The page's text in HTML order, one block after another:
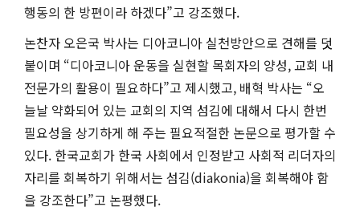
행동의 한 방편이라 하겠다”고 강조했다.
논찬자 오은국 박사는 디아코니아 실천방안으로 견해를 덧
붙이며 “디아코니아 운동을 실현할 목회자의 양성, 교회 내
전문가의 활용이 필요하다”고 제시했고, 배혁 박사는 “오
늘날 약화되어 있는 교회의 지역 섬김에 대해서 다시 한번
필요성을 상기하게 해 주는 필요적절한 논문으로 평가할 수
있다. 한국교회가 한국 사회에서 인정받고 사회적 리더자의
자리를 회복하기 위해서는 섬김(diakonia)을 회복해야 함
을 강조한다”고 논평했다.